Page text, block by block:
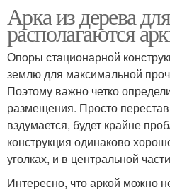
Арка из дерева
располагаются
Опоры стационарной
землю для максимальной
Поэтому важно четко
размещения. Просто
вздумается, будет крайне
конструкция одинаково
уголках, и в центральной
Интересно, что аркой можно